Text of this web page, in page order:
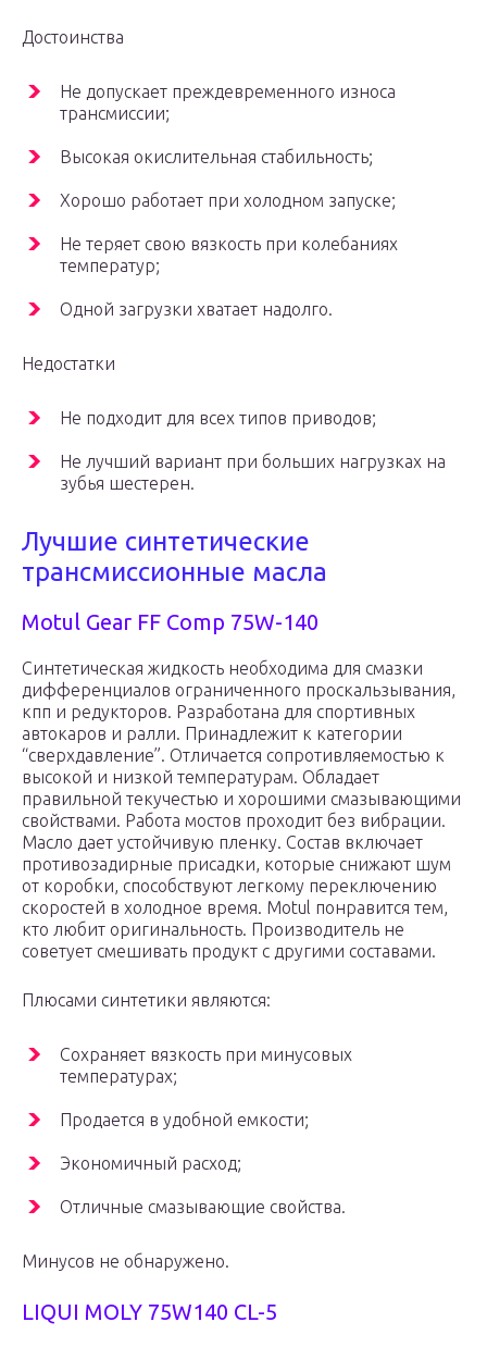
Достоинства
Не допускает преждевременного износа
трансмиссии;
Высокая окислительная стабильность;
Хорошо работает при холодном запуске;
Не теряет свою вязкость при колебаниях
температур;
Одной загрузки хватает надолго.
Недостатки
Не подходит для всех типов приводов;
Не лучший вариант при больших нагрузках на
зубья шестерен.
Лучшие синтетические
трансмиссионные масла
Motul Gear FF Comp 75W-140
Синтетическая жидкость необходима для смазки
дифференциалов ограниченного проскальзывания,
кпп и редукторов. Разработана для спортивных
автокаров и ралли. Принадлежит к категории
“сверхдавление”. Отличается сопротивляемостью к
высокой и низкой температурам. Обладает
правильной текучестью и хорошими смазывающими
свойствами. Работа мостов проходит без вибрации.
Масло дает устойчивую пленку. Состав включает
противозадирные присадки, которые снижают шум
от коробки, способствуют легкому переключению
скоростей в холодное время. Motul понравится тем,
кто любит оригинальность. Производитель не
советует смешивать продукт с другими составами.
Плюсами синтетики являются:
Сохраняет вязкость при минусовых
температурах;
Продается в удобной емкости;
Экономичный расход;
Отличные смазывающие свойства.
Минусов не обнаружено.
LIQUI MOLY 75W140 CL-5